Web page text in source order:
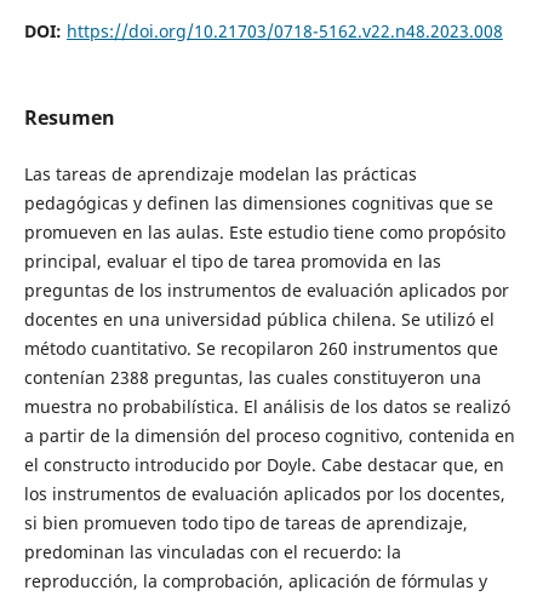
DOI: https://doi.org/10.21703/0718-5162.v22.n48.2023.008
Resumen
Las tareas de aprendizaje modelan las prácticas
pedagógicas y definen las dimensiones cognitivas que se
promueven en las aulas. Este estudio tiene como propósito
principal, evaluar el tipo de tarea promovida en las
preguntas de los instrumentos de evaluación aplicados por
docentes en una universidad pública chilena. Se utilizó el
método cuantitativo. Se recopilaron 260 instrumentos que
contenían 2388 preguntas, las cuales constituyeron una
muestra no probabilística. El análisis de los datos se realizó
a partir de la dimensión del proceso cognitivo, contenida en
el constructo introducido por Doyle. Cabe destacar que, en
los instrumentos de evaluación aplicados por los docentes,
si bien promueven todo tipo de tareas de aprendizaje,
predominan las vinculadas con el recuerdo: la
reproducción, la comprobación, aplicación de fórmulas y